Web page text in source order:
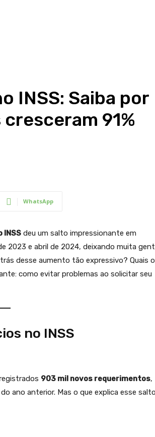
INSS: Saiba por
91%
WhatsApp
INSS deu um salto impressionante em
2023 e abril de 2024, deixando muita
desse aumento tão expressivo? Quais
como evitar problemas ao solicitar seu
no INSS
903 mil novos requerimentos,
ano anterior. Mas o que explica esse